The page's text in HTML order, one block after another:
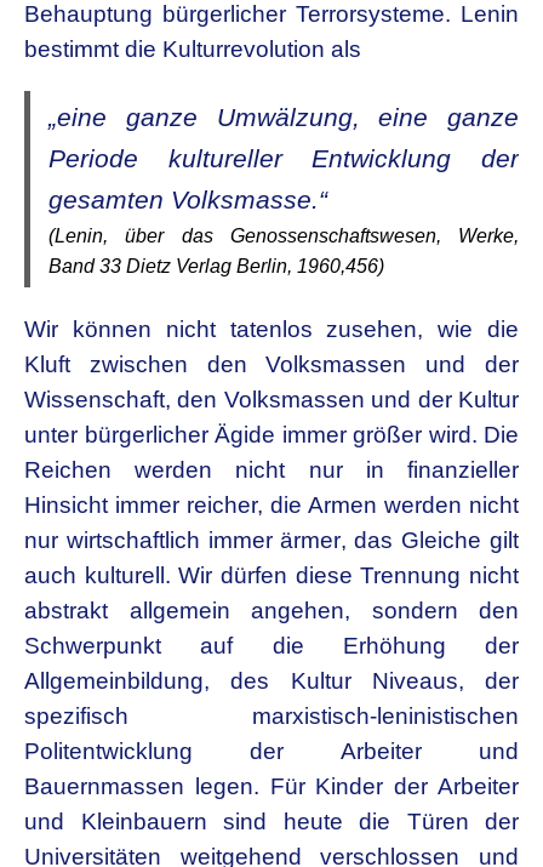
Behauptung bürgerlicher Terrorsysteme. Lenin
bestimmt die Kulturrevolution als
„eine ganze Umwälzung, eine ganze
Periode kultureller Entwicklung der
gesamten Volksmasse.“
(Lenin, über das Genossenschaftswesen, Werke,
Band 33 Dietz Verlag Berlin, 1960,456)
Wir können nicht tatenlos zusehen, wie die
Kluft zwischen den Volksmassen und der
Wissenschaft, den Volksmassen und der Kultur
unter bürgerlicher Ägide immer größer wird. Die
Reichen werden nicht nur in finanzieller
Hinsicht immer reicher, die Armen werden nicht
nur wirtschaftlich immer ärmer, das Gleiche gilt
auch kulturell. Wir dürfen diese Trennung nicht
abstrakt allgemein angehen, sondern den
Schwerpunkt auf die Erhöhung der
Allgemeinbildung, des Kultur Niveaus, der
spezifisch marxistisch-leninistischen
Politentwicklung der Arbeiter und
Bauernmassen legen. Für Kinder der Arbeiter
und Kleinbauern sind heute die Türen der
Universitäten weitgehend verschlossen und